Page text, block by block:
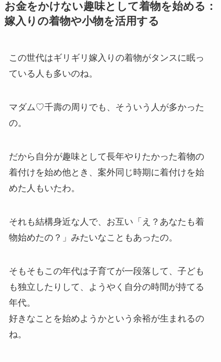
お金をかけない趣味として着物を始める：
嫁入りの着物や小物を活用する
この世代はギリギリ嫁入りの着物がタンスに眠っ
ている人も多いのね。
マダム♡千壽の周りでも、そういう人が多かった
の。
だから自分が趣味として長年やりたかった着物の
着付けを始め他とき、案外同じ時期に着付けを始
めた人もいたわ。
それも結構身近な人で、お互い「え？あなたも着
物始めたの？」みたいなこともあったの。
そもそもこの年代は子育てが一段落して、子ども
も独立したりして、ようやく自分の時間が持てる
年代。
好きなことを始めようかという余裕が生まれるの
ね。